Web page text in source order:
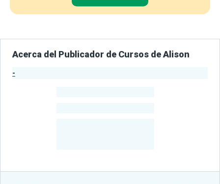
Acerca del Publicador de Cursos de Alison
-